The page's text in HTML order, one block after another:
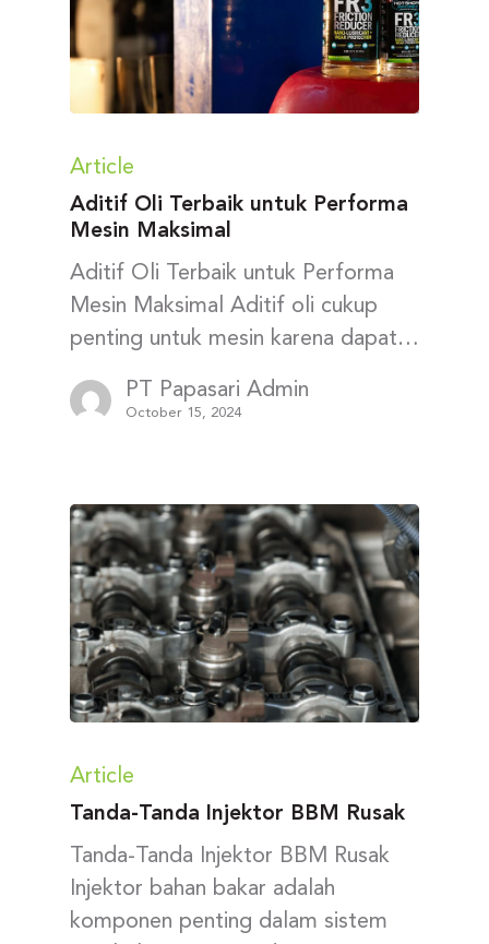
Article
Aditif Oli Terbaik untuk Performa
Mesin Maksimal
Aditif Oli Terbaik untuk Performa
Mesin Maksimal Aditif oli cukup
penting untuk mesin karena dapat…
PT Papasari Admin
October 15, 2024
Article
Tanda-Tanda Injektor BBM Rusak
Tanda-Tanda Injektor BBM Rusak
Injektor bahan bakar adalah
komponen penting dalam sistem